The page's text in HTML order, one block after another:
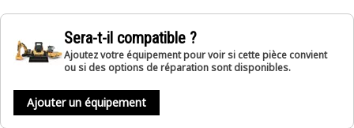
Sera-t-il compatible ?
Ajoutez votre équipement pour voir si cette pièce convient
ou si des options de réparation sont disponibles.
Ajouter un équipement